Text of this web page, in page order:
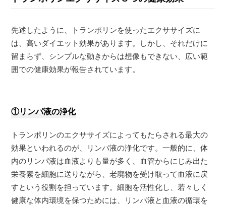
先述したように、トランポリンを使ったエクササイズに
は、高いダイエット効果があります。しかし、それだけに
留まらず、シンプルな動きからは想像もできない、広い範
囲での健康効果が報告されています。
①リンパ液の浄化
トランポリンのエクササイズによってもたらされる最大の
効果といわれるのが、リンパ液の浄化です。一般的に、体
内のリンパ液は血液よりも量が多く、血管からにじみ出た
栄養素を細胞に送りながら、老廃物を受け取って血液に戻
すという役割を担っています。細胞を活性化し、若々しく
健康な体内環境を保つためには、リンパ液と血液の循環を